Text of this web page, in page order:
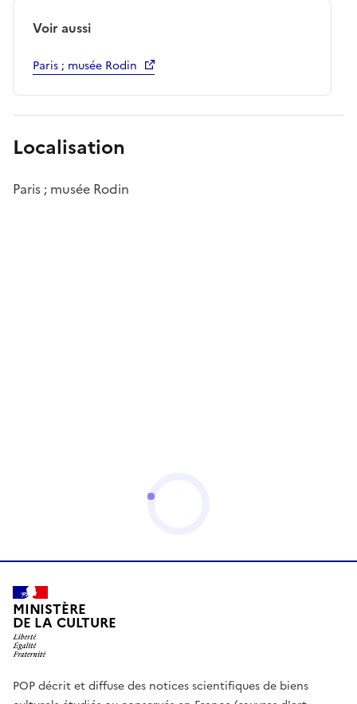
Voir aussi
Paris ; musée Rodin
Localisation
Paris ; musée Rodin
MINISTÈRE
DE LA CULTURE
POP décrit et diffuse des notices scientifiques de biens